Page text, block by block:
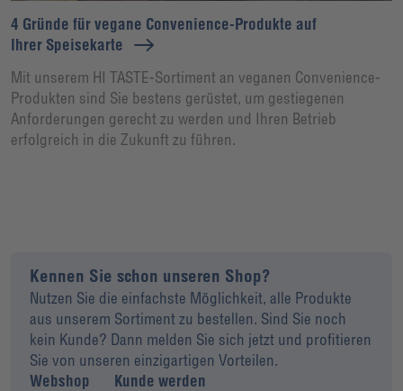
4 Gründe für vegane Convenience-Produkte auf
Ihrer Speisekarte
Mit unserem HI TASTE-Sortiment an veganen Convenience-
Produkten sind Sie bestens gerüstet, um gestiegenen
Anforderungen gerecht zu werden und Ihren Betrieb
erfolgreich in die Zukunft zu führen.
Kennen Sie schon unseren Shop?
Nutzen Sie die einfachste Möglichkeit, alle Produkte
aus unserem Sortiment zu bestellen. Sind Sie noch
kein Kunde? Dann melden Sie sich jetzt und profitieren
Sie von unseren einzigartigen Vorteilen.
Webshop
Kunde werden